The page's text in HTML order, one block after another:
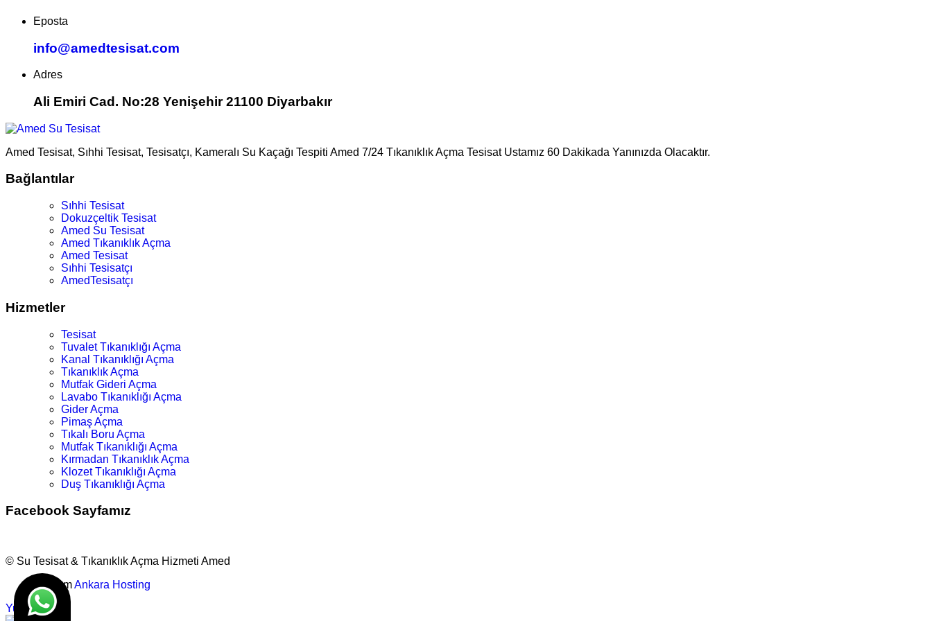
Eposta
info@amedtesisat.com
Adres
Ali Emiri Cad. No:28 Yenişehir 21100 Diyarbakır
Amed Tesisat, Sıhhi Tesisat, Tesisatçı, Kameralı Su Kaçağı Tespiti Amed 7/24 Tıkanıklık Açma Tesisat Ustamız 60 Dakikada Yanınızda Olacaktır.
Bağlantılar
Sıhhi Tesisat
Dokuzçeltik Tesisat
Amed Su Tesisat
Amed Tıkanıklık Açma
Amed Tesisat
Sıhhi Tesisatçı
AmedTesisatçı
Hizmetler
Tesisat
Tuvalet Tıkanıklığı Açma
Kanal Tıkanıklığı Açma
Tıkanıklık Açma
Mutfak Gideri Açma
Lavabo Tıkanıklığı Açma
Gider Açma
Pimaş Açma
Tıkalı Boru Açma
Mutfak Tıkanıklığı Açma
Kırmadan Tıkanıklık Açma
Klozet Tıkanıklığı Açma
Duş Tıkanıklığı Açma
Facebook Sayfamız
© Su Tesisat & Tıkanıklık Açma Hizmeti Amed
TasarımAnkara Hosting
Yukarı